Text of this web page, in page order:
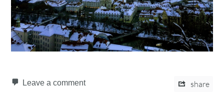
Leave a comment share